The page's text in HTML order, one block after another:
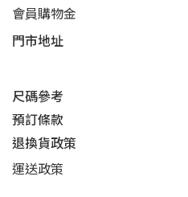
會員購物金
門市地址
尺碼參考
預訂條款
退換貨政策​
運送政策​